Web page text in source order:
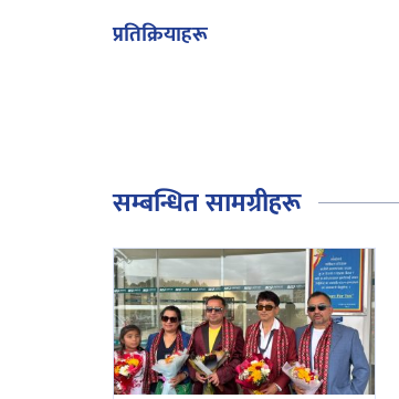
प्रतिक्रियाहरू
सम्बन्धित सामग्रीहरू